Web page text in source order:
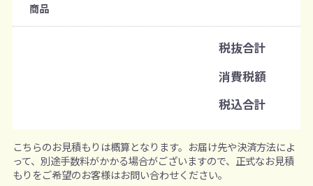
既製品：150個から
名入れあり：100個から
※既製品サンプルは各色3個まで
商品
税抜合計
消費税額
税込合計
こちらのお見積もりは概算となります。お届け先や決済方法によ
って、別途手数料がかかる場合がございますので、正式なお見積
もりをご希望のお客様はお問い合わせください。